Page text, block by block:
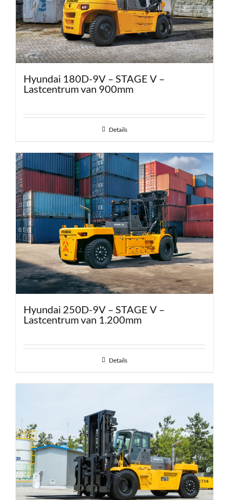
Hyundai 180D-9V – STAGE V –
Lastcentrum van 900mm
Details
Hyundai 250D-9V – STAGE V –
Lastcentrum van 1.200mm
Details